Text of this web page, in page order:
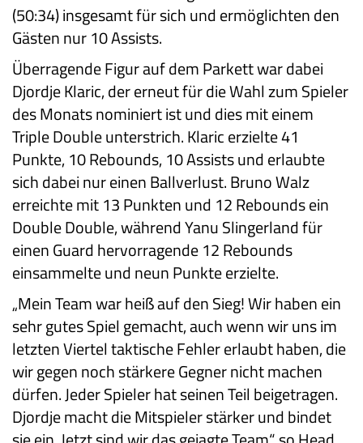
(50:34) insgesamt für sich und ermöglichten den
Gästen nur 10 Assists.
Überragende Figur auf dem Parkett war dabei
Djordje Klaric, der erneut für die Wahl zum Spieler
des Monats nominiert ist und dies mit einem
Triple Double unterstrich. Klaric erzielte 41
Punkte, 10 Rebounds, 10 Assists und erlaubte
sich dabei nur einen Ballverlust. Bruno Walz
erreichte mit 13 Punkten und 12 Rebounds ein
Double Double, während Yanu Slingerland für
einen Guard hervorragende 12 Rebounds
einsammelte und neun Punkte erzielte.
„Mein Team war heiß auf den Sieg! Wir haben ein
sehr gutes Spiel gemacht, auch wenn wir uns im
letzten Viertel taktische Fehler erlaubt haben, die
wir gegen noch stärkere Gegner nicht machen
dürfen. Jeder Spieler hat seinen Teil beigetragen.
Djordje macht die Mitspieler stärker und bindet